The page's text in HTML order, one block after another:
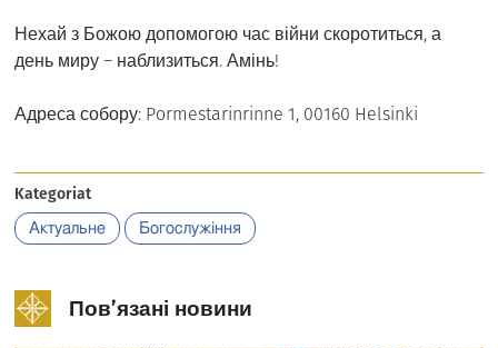
Нехай з Божою допомогою час війни скоротиться, а
день миру – наблизиться. Амінь!
Адреса собору: Pormestarinrinne 1, 00160 Helsinki
Kategoriat
Актуальне Богослужіння
Пов’язані новини